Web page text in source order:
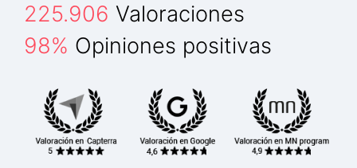
225.906 Valoraciones
98% Opiniones positivas